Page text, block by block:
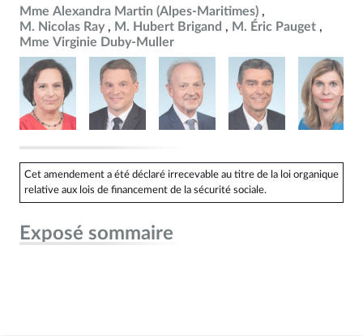
Mme Alexandra Martin (Alpes-Maritimes)
M. Nicolas Ray
M. Hubert Brigand
M. Éric Pauget
Mme Virginie Duby-Muller
Cet amendement a été déclaré irrecevable au titre de la loi organique
relative aux lois de financement de la sécurité sociale.
Exposé sommaire